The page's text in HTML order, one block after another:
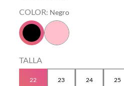
COLOR: Negro
TALLA
22 23 24 25